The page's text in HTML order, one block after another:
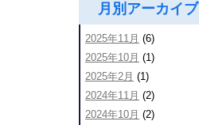
月別アーカイブ
2025年11月 (6)
2025年10月 (1)
2025年2月 (1)
2024年11月 (2)
2024年10月 (2)